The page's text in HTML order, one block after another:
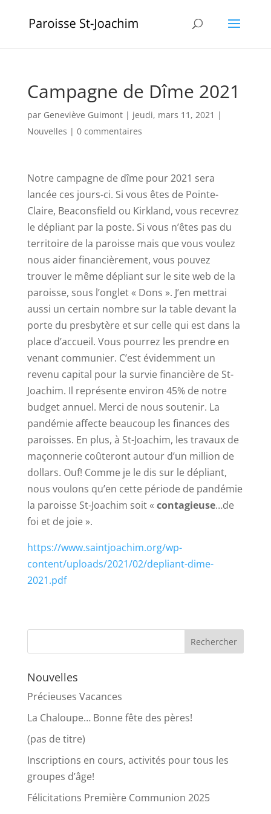
Campagne de Dîme 2021
par Geneviève Guimont| jeudi, mars 11, 2021 |
Nouvelles | 0 commentaires
Notre campagne de dîme pour 2021 sera
lancée ces jours-ci. Si vous êtes de Pointe-
Claire, Beaconsfield ou Kirkland, vous recevrez
le dépliant par la poste. Si vous n’êtes pas du
territoire de la paroisse mais que vous voulez
nous aider financièrement, vous pouvez
trouver le même dépliant sur le site web de la
paroisse, sous l’onglet « Dons ». J’en mettrai
aussi un certain nombre sur la table devant la
porte du presbytère et sur celle qui est dans la
place d’accueil. Vous pourrez les prendre en
venant communier. C’est évidemment un
revenu capital pour la survie financière de St-
Joachim. Il représente environ 45% de notre
budget annuel. Merci de nous soutenir. La
pandémie affecte beaucoup les finances des
paroisses. En plus, à St-Joachim, les travaux de
maçonnerie coûteront autour d’un million de
dollars. Ouf! Comme je le dis sur le dépliant,
nous voulons qu’en cette période de pandémie
la paroisse St-Joachim soit « contagieuse…de
foi et de joie ».
https://www.saintjoachim.org/wp-
content/uploads/2021/02/depliant-dime-
2021.pdf
Nouvelles
Précieuses Vacances
La Chaloupe… Bonne fête des pères!
(pas de titre)
Inscriptions en cours, activités pour tous les
groupes d’âge!
Félicitations Première Communion 2025